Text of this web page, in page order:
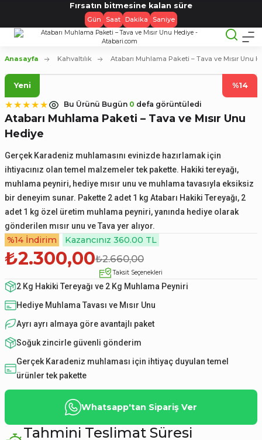
Fırsatın bitmesine kalan süre
Gün Saat Dakika Saniye
Anasayfa Kahvaltılık Atabarı Muhlama Paketi – Tava ve Mısır Unu
Yeni %14
Bu Ürünü Bugün 0 defa görüntüledi
Atabarı Muhlama Paketi – Tava ve Mısır Unu
Hediye
Gerçek Karadeniz muhlamasını evinizde hazırlamak için
ihtiyacınız olan temel malzemeler tek pakette. Hakiki tereyağı,
muhlama peyniri, hediye mısır unu ve muhlama tavasıyla eksiksiz
bir deneyim sunar. Pakette 2 adet 1 kg Atabarı Hakiki Tereyağı, 2
adet 1 kg özel üretim muhlama peyniri, yanında hediye olarak
gönderilen mısır unu ve Tava yer alıyor.
%14 İndirim Kazancınız 360.00 TL
₺2.300,00₺2.660,00
Taksit Seçenekleri
Tahmini Teslimat Süresi
2 Kg Hakiki Tereyağı ve 2 Kg Muhlama Peyniri
Hediye Muhlama Tavası ve Mısır Unu
Ayrı ayrı almaya göre avantajlı paket
Soğuk zincirle güvenli gönderim
Gerçek Karadeniz muhlaması için ihtiyaç duyulan temel
ürünler tek pakette
Whatsapp'tan Sipariş Ver